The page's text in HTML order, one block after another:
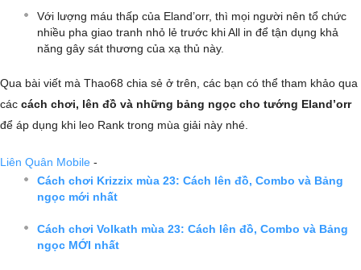
Với lượng máu thấp của Eland’orr, thì mọi người nên tổ chức
nhiều pha giao tranh nhỏ lẻ trước khi All in để tận dụng khả
năng gây sát thương của xạ thủ này.
Qua bài viết mà Thao68 chia sẻ ở trên, các bạn có thể tham khảo qua
các cách chơi, lên đồ và những bảng ngọc cho tướng Eland’orr
để áp dụng khi leo Rank trong mùa giải này nhé.
Liên Quân Mobile -
Cách chơi Krizzix mùa 23: Cách lên đồ, Combo và Bảng
ngọc mới nhất
Cách chơi Volkath mùa 23: Cách lên đồ, Combo và Bảng
ngọc MỚI nhất